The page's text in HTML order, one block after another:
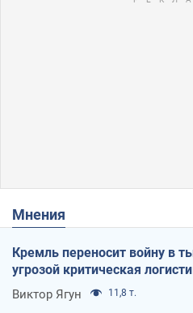
Мнения
Кремль переносит войну в
угрозой критическая
Виктор Ягун 11,8 т.